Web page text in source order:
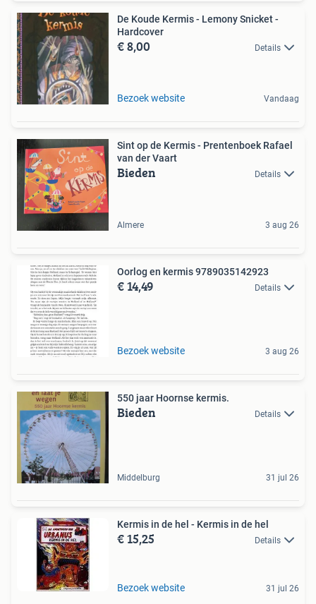
De Koude Kermis - Lemony Snicket -
Hardcover
€ 8,00 Details
Bezoek website Vandaag
Sint op de Kermis - Prentenboek Rafael
van der Vaart
Bieden Details
Almere 3 aug 26
Oorlog en kermis 9789035142923
€ 14,49 Details
Bezoek website 3 aug 26
550 jaar Hoornse kermis.
Bieden Details
Middelburg 31 jul 26
Kermis in de hel - Kermis in de hel
€ 15,25 Details
Bezoek website 31 jul 26